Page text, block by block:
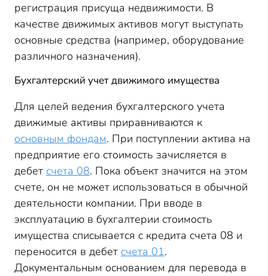
регистрация присуща недвижимости. В
качестве движимых активов могут выступать
основные средства (например, оборудование
различного назначения).
Бухгалтерский учет движимого имущества
Для целей ведения бухгалтерского учета
движимые активы приравниваются к
основным фондам. При поступлении актива на
предприятие его стоимость зачисляется в
дебет счета 08. Пока объект значится на этом
счете, он не может использоваться в обычной
деятельности компании. При вводе в
эксплуатацию в бухгалтерии стоимость
имущества списывается с кредита счета 08 и
переносится в дебет счета 01.
Документальным основанием для перевода в